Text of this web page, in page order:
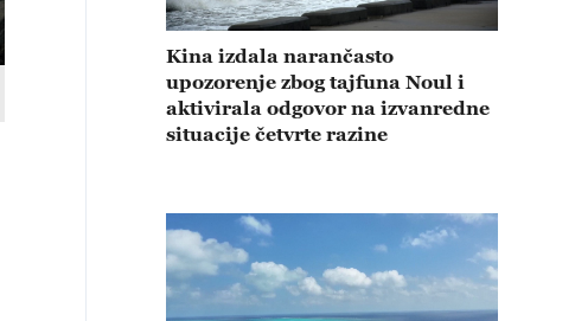
Kina izdala narančasto
upozorenje zbog tajfuna Noul i
aktivirala odgovor na izvanredne
situacije četvrte razine